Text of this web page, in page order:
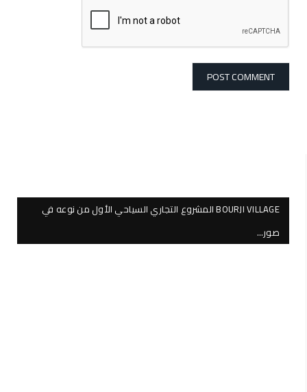
BOURJI VILLAGE المشروع التجاري السياحي الأول من نوعه في
صور…